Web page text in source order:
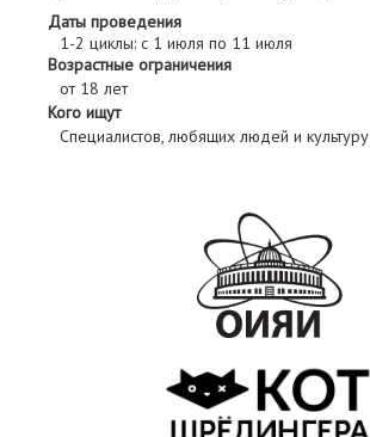
Даты проведения
1-2 циклы: с 1 июля по 11 июля
Возрастные ограничения
от 18 лет
Кого ищут
Специалистов, любящих людей и культуру